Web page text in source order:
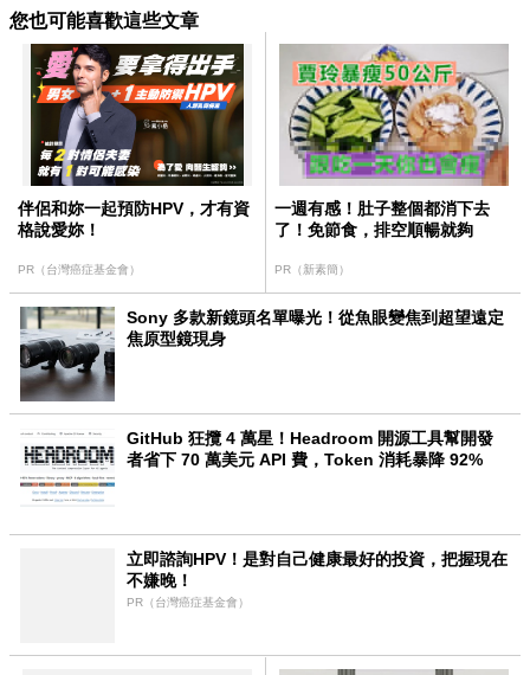
您也可能喜歡這些文章
伴侶和妳一起預防HPV，才有資
格說愛妳！
PR（台灣癌症基金會）
一週有感！肚子整個都消下去
了！免節食，排空順暢就夠
PR（新素簡）
Sony 多款新鏡頭名單曝光！從魚眼變焦到超望遠定
焦原型鏡現身
GitHub 狂攬 4 萬星！Headroom 開源工具幫開發
者省下 70 萬美元 API 費，Token 消耗暴降 92%
立即諮詢HPV！是對自己健康最好的投資，把握現在
不嫌晚！
PR（台灣癌症基金會）